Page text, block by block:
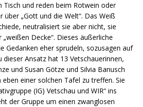
Tisch und reden beim Rotwein oder
über „Gott und die Welt“. Das Weiß
neutralisiert sie aber nicht, sie
Decke“. Dieses äußerliche
Gedanken eher sprudeln, sozusagen auf
dieser Ansatz hat 13 Vetschauerinnen,
und Susan Götze und Silvia Banusch
einer solchen Tafel zu treffen. Sie
(IG) Vetschau und WIR“ ins
der Gruppe um einen zwanglosen